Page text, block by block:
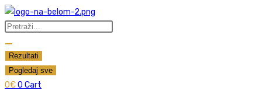
Skip
to
Search
Rezultati
Pogledaj sve
0€0 Cart